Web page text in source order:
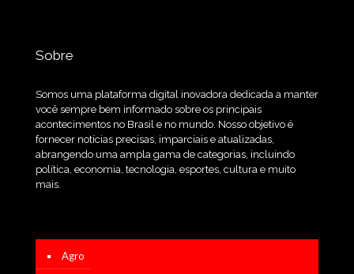
Sobre
Somos uma plataforma digital inovadora dedicada a manter
você sempre bem informado sobre os principais
acontecimentos no Brasil e no mundo. Nosso objetivo é
fornecer notícias precisas, imparciais e atualizadas,
abrangendo uma ampla gama de categorias, incluindo
política, economia, tecnologia, esportes, cultura e muito
mais.
Agro